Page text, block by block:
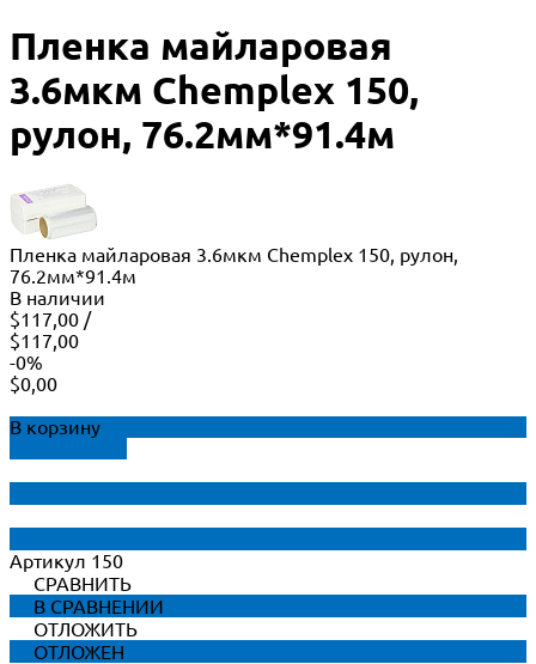
Пленка майларовая
3.6мкм Chemplex 150,
рулон, 76.2мм*91.4м
Пленка майларовая 3.6мкм Chemplex 150, рулон,
76.2мм*91.4м
В наличии
$117,00 /
$117,00
-0%
$0,00
В корзину
Артикул 150
СРАВНИТЬ
В СРАВНЕНИИ
ОТЛОЖИТЬ
ОТЛОЖЕН